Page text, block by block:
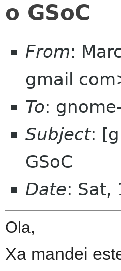
o GSoC
From:
gmail
To:
Subject:
GSoC
Date: Sat,
Ola,
Xa mandei